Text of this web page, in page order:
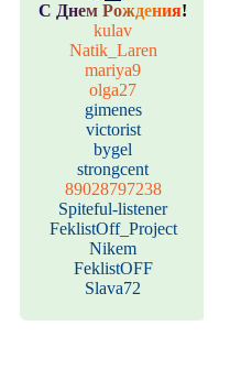
С Днем Рождения!
kulav
Natik_Laren
mariya9
olga27
gimenes
victorist
bygel
strongcent
89028797238
Spiteful-listener
FeklistOff_Project
Nikem
FeklistOFF
Slava72